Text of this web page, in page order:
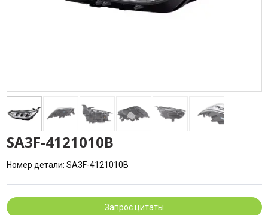
SA3F-4121010B
Номер детали: SA3F-4121010B
Запрос цитаты